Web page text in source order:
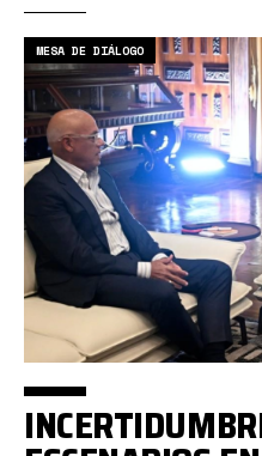
MESA DE DIÁLOGO